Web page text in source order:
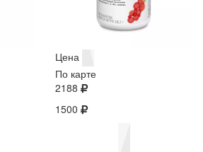
Цена
По карте
2188
1500